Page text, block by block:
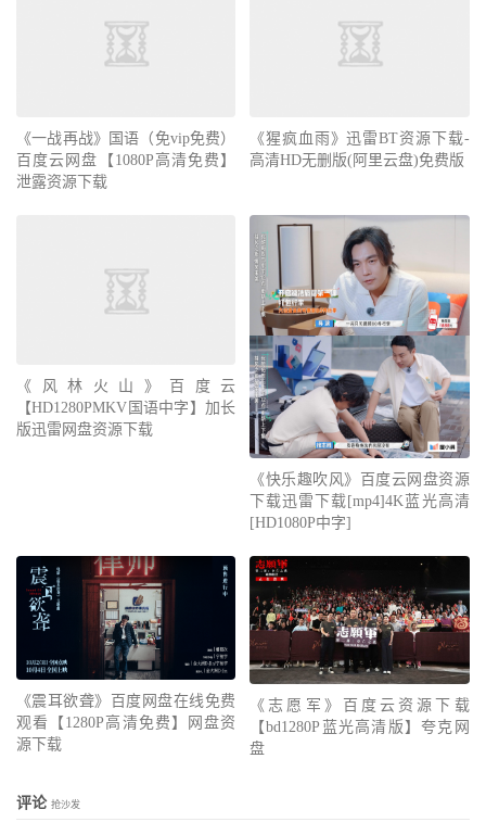
《一战再战》国语（免vip免费）
百度云网盘【1080P高清免费】
泄露资源下载
《猩疯血雨》迅雷BT资源下载-
高清HD无删版(阿里云盘)免费版
《风林火山》百度云
【HD1280PMKV国语中字】加长
版迅雷网盘资源下载
《快乐趣吹风》百度云网盘资源
下载迅雷下载[mp4]4K蓝光高清
[HD1080P中字]
《震耳欲聋》百度网盘在线免费
观看【1280P高清免费】网盘资
源下载
《志愿军》百度云资源下载
【bd1280P蓝光高清版】夸克网
盘
评论 抢沙发